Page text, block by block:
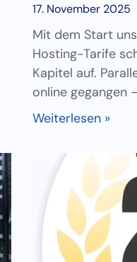
17. November 2025
Mit dem Start
Hosting-Tarife
Kapitel auf.
online gegangen
Weiterlesen »